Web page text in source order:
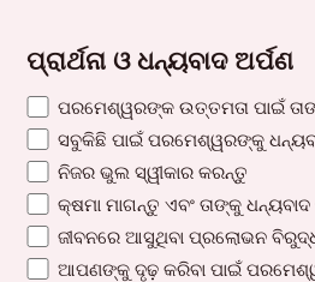
ପ୍ରାର୍ଥନା ଓ ଧନ୍ୟବାଦ ଅର୍ପଣ
ପରମେଶ୍ୱରଙ୍କ ଉତ୍ତମତା ପାଇଁ
ସବୁକିଛି ପାଇଁ ପରମେଶ୍ୱରଙ୍କୁ
ନିଜର ଭୁଲ ସ୍ୱୀକାର କରନ୍ତୁ
କ୍ଷମା ମାଗନ୍ତୁ ଏବଂ ତାଙ୍କୁ
ଜୀବନରେ ଆସୁଥିବା ପ୍ରଲୋଭନ
ଆପଣଙ୍କୁ ଦୃଢ଼ କରିବା ପାଇଁ